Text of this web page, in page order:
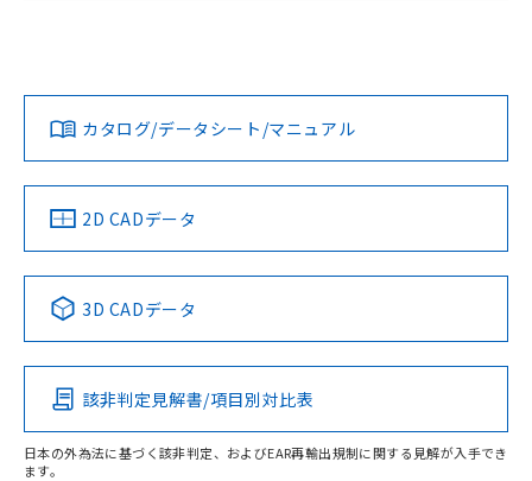
ダウンロードデータをご利用いただく前に、以下を必ずお読
みください。
ソフトウェアの使用条件
EU RoHS 注意事項・凡例
対応済み
中国 RoHS 注意事項・凡例
Pb Hg Cd Cr(VI)
O
LR型式承認
（イギリス
船舶規格）
DNV型式承認
（ノルウェー
BV型式承認
（フランス
KR型式
（韓国
No No No No
この製品の規格認証/適合状況ページへ
その他の認証はこちらのページからご検索ください
カタログ/データシート/マニュアル
2D CADデータ
3D CADデータ
該非判定見解書/項目別対比表
日本の外為法に基づく該非判定、およびEAR再輸出規制に関する見解が入手でき
ます。